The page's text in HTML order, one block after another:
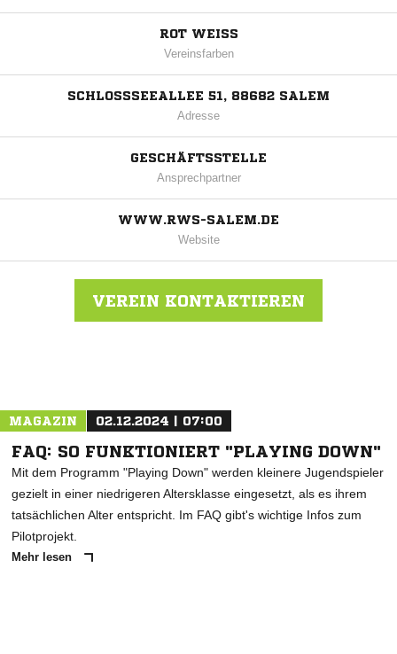
ROT WEISS
Vereinsfarben
SCHLOSSSEEALLEE 51, 88682 SALEM
Adresse
GESCHÄFTSSTELLE
Ansprechpartner
WWW.RWS-SALEM.DE
Website
VEREIN KONTAKTIEREN
MAGAZIN 02.12.2024 | 07:00
FAQ: SO FUNKTIONIERT "PLAYING DOWN"
Mit dem Programm "Playing Down" werden kleinere Jugendspieler
gezielt in einer niedrigeren Altersklasse eingesetzt, als es ihrem
tatsächlichen Alter entspricht. Im FAQ gibt's wichtige Infos zum
Pilotprojekt.
Mehr lesen